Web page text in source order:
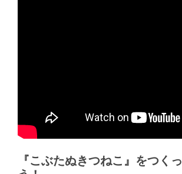
『こぶたぬきつねこ』をつく